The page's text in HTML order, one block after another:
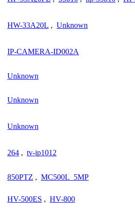
HW-33A20L , Unknown
IP-CAMERA-ID002A
Unknown
Unknown
Unknown
264 , tv-ip1012
850PTZ , MC500L_5MP
HV-500ES , HV-800